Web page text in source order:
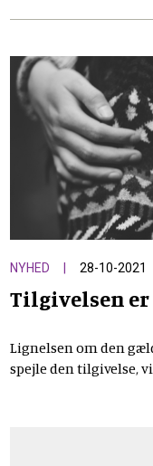
11 kapitler i Bibelen.
NYHED 28-10-2021
Tilgivelsen er
Lignelsen om den
spejle den tilgivelse,